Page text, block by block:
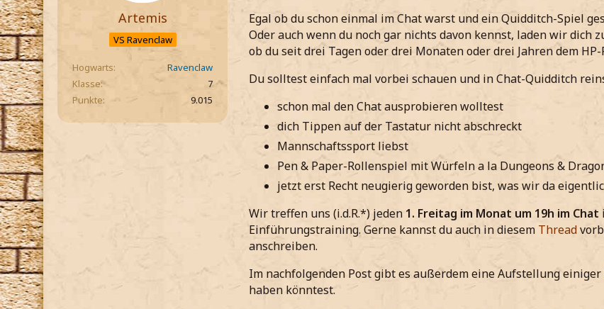
Artemis
VS Ravenclaw
Hogwarts
Ravenclaw
Klasse
7
Punkte
9.015
Egal ob du schon einmal im Chat warst und ein Quidditch-Spiel
Oder auch wenn du noch gar nichts davon kennst, laden wir dich
ob du seit drei Tagen oder drei Monaten oder drei Jahren dem
Du solltest einfach mal vorbei schauen und in Chat-Quidditch
schon mal den Chat ausprobieren wolltest
dich Tippen auf der Tastatur nicht abschreckt
Mannschaftssport liebst
Pen & Paper-Rollenspiel mit Würfeln a la Dungeons &
jetzt erst Recht neugierig geworden bist, was wir da
Wir treffen uns (i.d.R.*) jeden 1. Freitag im Monat um 19h im Chat
Einführungstraining. Gerne kannst du auch in diesem Thread
anschreiben.
Im nachfolgenden Post gibt es außerdem eine Aufstellung
haben könntest.